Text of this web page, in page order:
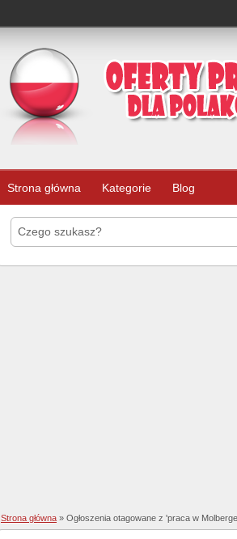
Strona główna Kategorie Blog
Strona główna » Ogłoszenia otagowane z 'praca w